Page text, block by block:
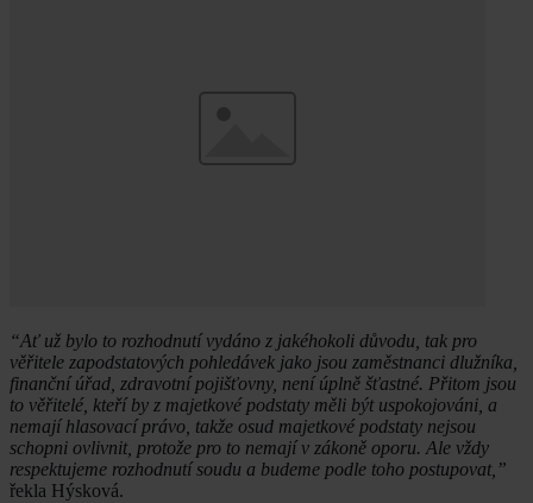
“Ať už bylo to rozhodnutí vydáno z jakéhokoli důvodu, tak pro
věřitele zapodstatových pohledávek jako jsou zaměstnanci dlužníka,
finanční úřad, zdravotní pojišťovny, není úplně šťastné. Přitom jsou
to věřitelé, kteří by z majetkové podstaty měli být uspokojováni, a
nemají hlasovací právo, takže osud majetkové podstaty nejsou
schopni ovlivnit, protože pro to nemají v zákoně oporu. Ale vždy
respektujeme rozhodnutí soudu a budeme podle toho postupovat,”
řekla Hýsková.